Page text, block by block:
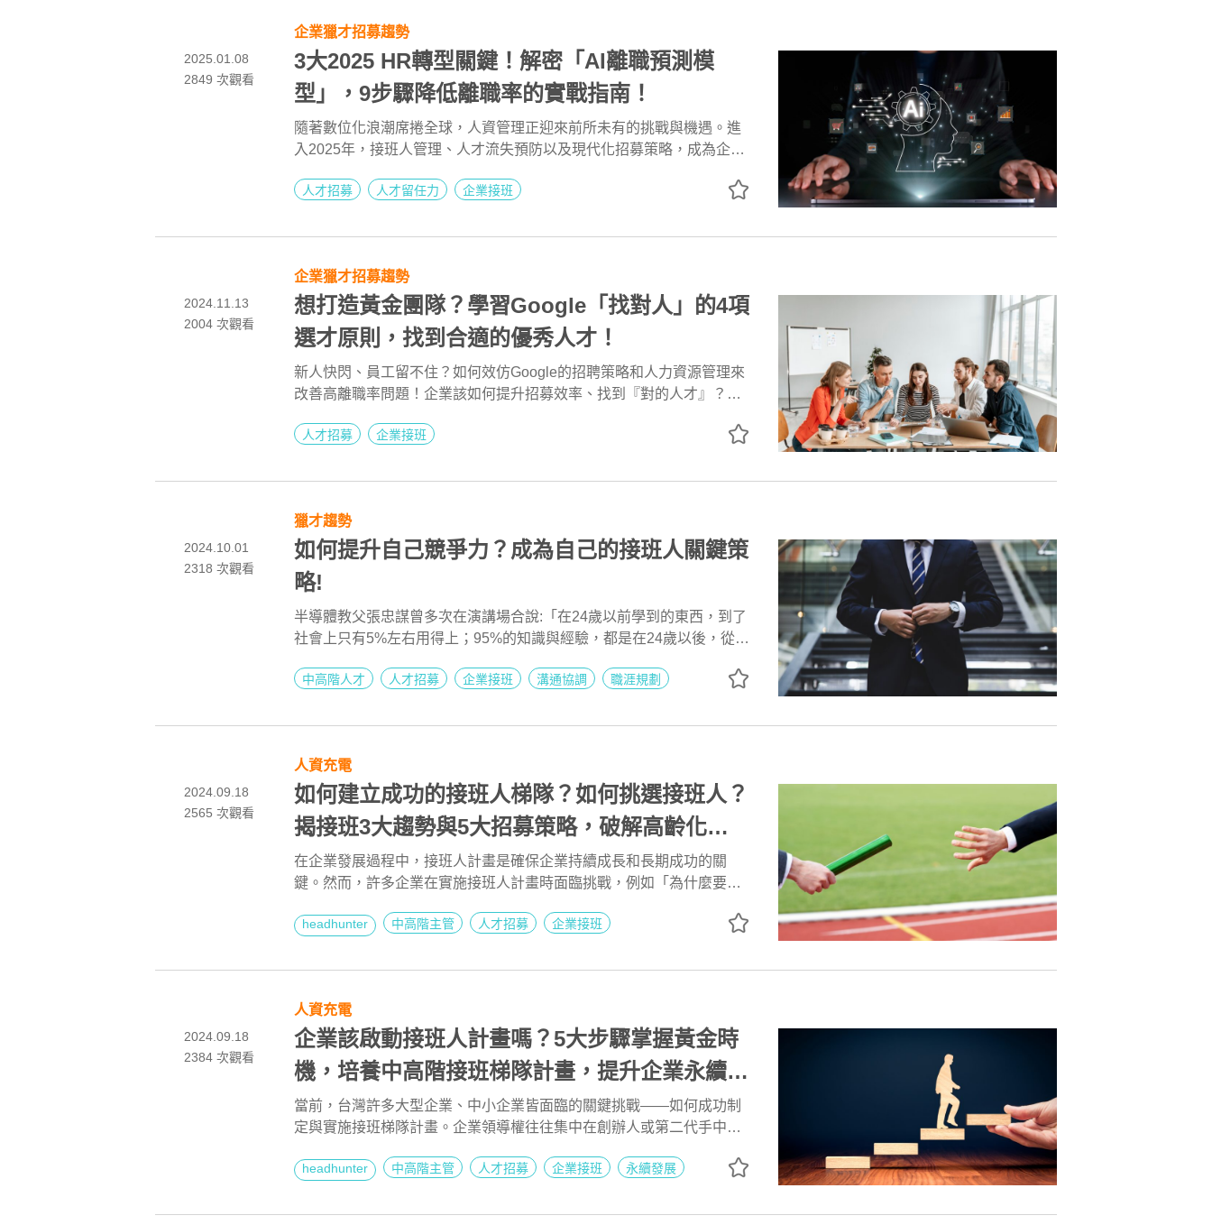
2025.01.08
2849 次觀看
企業獵才招募趨勢
3大2025 HR轉型關鍵！解密「AI離職預測模
型」，9步驟降低離職率的實戰指南！
隨著數位化浪潮席捲全球，人資管理正迎來前所未有的挑戰與機遇。進
入2025年，接班人管理、人才流失預防以及現代化招募策略，成為企業
智慧如何降低員工流動率？AI是否能精準預測接班人選？這些都是HR專
畫，這些技術不僅能幫助HR解決員工流動率的問題，還能顯著提升招聘
人才招募 人才留任力 企業接班
2024.11.13
2004 次觀看
企業獵才招募趨勢
想打造黃金團隊？學習Google「找對人」的4項
選才原則，找到合適的優秀人才！
新人快閃、員工留不住？如何效仿Google的招聘策略和人力資源管理來
改善高離職率問題！企業該如何提升招募效率、找到『對的人才』？本
試評估，Google如何確保每位新進員工符合企業文化並擁有超高貢獻
彈性薪酬和激勵措施吸引頂尖人才？學習Google的高標準選才法則，從
Google成功背後的人才管理法則，讓您的公司也能在競爭激烈的市場中
脫穎而出！
人才招募 企業接班
2024.10.01
2318 次觀看
獵才趨勢
如何提升自己競爭力？成為自己的接班人關鍵策
略!
半導體教父張忠謀曾多次在演講場合說:「在24歲以前學到的東西，到了
社會上只有5%左右用得上；95%的知識與經驗，都是在24歲以後，從社
中高階人才 人才招募 企業接班 溝通協調 職涯規劃
2024.09.18
2565 次觀看
人資充電
如何建立成功的接班人梯隊？如何挑選接班人？
揭接班3大趨勢與5大招募策略，破解高齡化和
人才斷層困境!
在企業發展過程中，接班人計畫是確保企業持續成長和長期成功的關
鍵。然而，許多企業在實施接班人計畫時面臨挑戰，例如「為什麼要培
班人培育不僅僅是人才發展計畫，還需要整體企業管理系統的協同配合
果。因此，本文將分享104人力銀行人資長鍾文雄、104獵才招聘事業群
人才議題，揭示台灣企業在接班人計畫中的3大趨勢，並提供5大成功招
募策略，幫助企業克服挑戰，提升接班人計畫的效果。
headhunter 中高階主管 人才招募 企業接班
2024.09.18
2384 次觀看
人資充電
企業該啟動接班人計畫嗎？5大步驟掌握黃金時
機，培養中高階接班梯隊計畫，提升企業永續發
展！
當前，台灣許多大型企業、中小企業皆面臨的關鍵挑戰——如何成功制
定與實施接班梯隊計畫。企業領導權往往集中在創辦人或第二代手中，
歲，這對企業構成潛在風險。「企業該何時啟動接班人/梯隊計畫？在這
承交棒？如何識別關鍵人才？如何制訂接班職位能力需求？」，本文將
headhunter 中高階主管 人才招募 企業接班 永續發展